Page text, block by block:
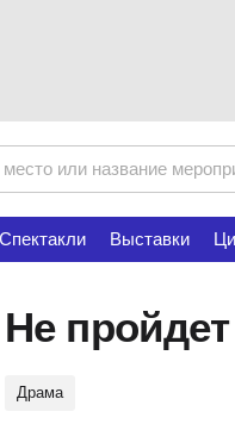
Спектакли Выставки
Не
Драма